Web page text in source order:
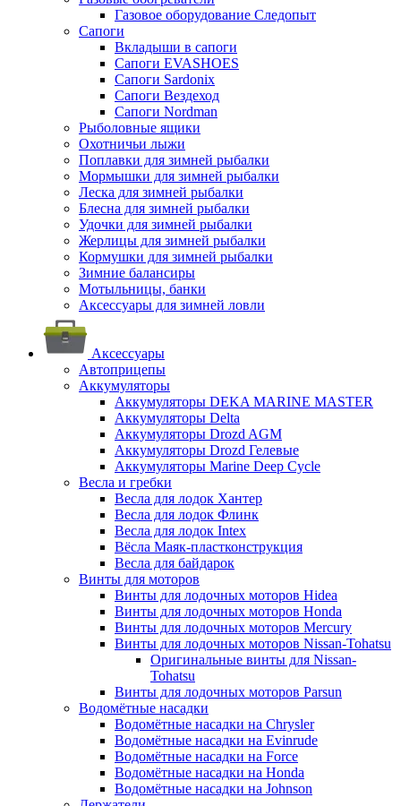
Газовое оборудование Следопыт
Сапоги
Вкладыши в сапоги
Сапоги EVASHOES
Сапоги Sardonix
Сапоги Вездеход
Сапоги Nordman
Рыболовные ящики
Охотничьи лыжи
Поплавки для зимней рыбалки
Мормышки для зимней рыбалки
Леска для зимней рыбалки
Блесна для зимней рыбалки
Удочки для зимней рыбалки
Жерлицы для зимней рыбалки
Кормушки для зимней рыбалки
Зимние балансиры
Мотыльницы, банки
Аксессуары для зимней ловли
Аксессуары
Автоприцепы
Аккумуляторы
Аккумуляторы DEKA MARINE MASTER
Аккумуляторы Delta
Аккумуляторы Drozd AGM
Аккумуляторы Drozd Гелевые
Аккумуляторы Marine Deep Cycle
Весла и гребки
Весла для лодок Хантер
Весла для лодок Флинк
Весла для лодок Intex
Вёсла Маяк-пластконструкция
Весла для байдарок
Винты для моторов
Винты для лодочных моторов Hidea
Винты для лодочных моторов Honda
Винты для лодочных моторов Mercury
Винты для лодочных моторов Nissan-Tohatsu
Оригинальные винты для Nissan-
Tohatsu
Винты для лодочных моторов Parsun
Водомётные насадки
Водомётные насадки на Chrysler
Водомётные насадки на Evinrude
Водомётные насадки на Force
Водомётные насадки на Honda
Водомётные насадки на Johnson